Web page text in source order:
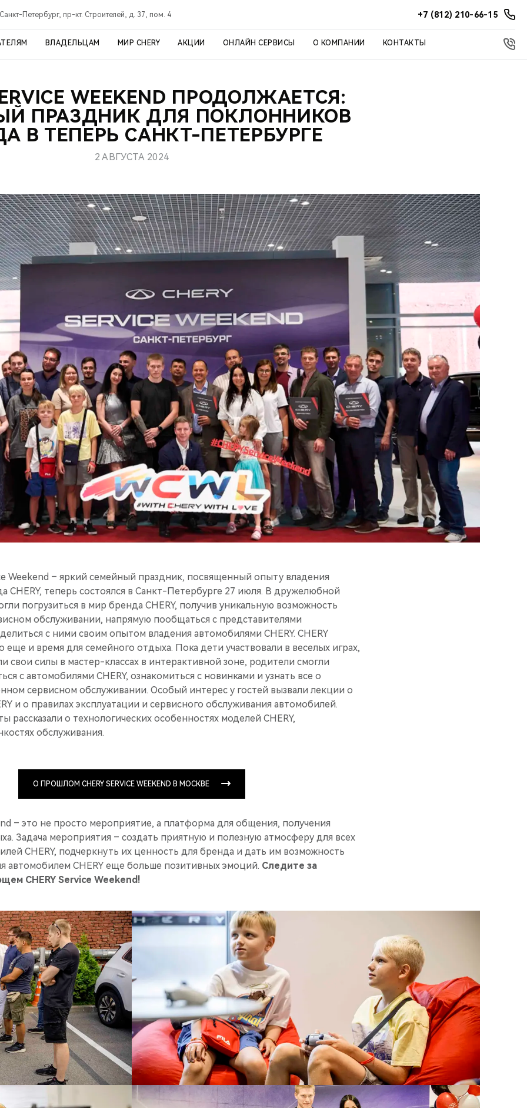
Петербург, пр-кт. Строителей, д. 37, пом. 4 +7 (812) 210-66-15
ВЛАДЕЛЬЦАМ МИР CHERY АКЦИИ ОНЛАЙН СЕРВИСЫ О КОМПАНИИ КОНТАКТЫ
WEEKEND ПРОДОЛЖАЕТСЯ:
ПРАЗДНИК ДЛЯ ПОКЛОННИКОВ
В ТЕПЕРЬ САНКТ-ПЕТЕРБУРГЕ
2 АВГУСТА 2024
Weekend – яркий семейный праздник, посвященный опыту владения
CHERY, теперь состоялся в Санкт-Петербурге 27 июля. В дружелюбной
погрузиться в мир бренда CHERY, получив уникальную возможность
обслуживании, напрямую пообщаться с представителями
с ними своим опытом владения автомобилями CHERY. CHERY
еще и время для семейного отдыха. Пока дети участвовали в веселых играх,
свои силы в мастер-классах в интерактивной зоне, родители смогли
с автомобилями CHERY, ознакомиться с новинками и узнать все о
сервисном обслуживании. Особый интерес у гостей вызвали лекции о
и о правилах эксплуатации и сервисного обслуживания автомобилей.
рассказали о технологических особенностях моделей CHERY,
обслуживания.
О ПРОШЛОМ CHERY SERVICE WEEKEND В МОСКВЕ
– это не просто мероприятие, а платформа для общения, получения
Задача мероприятия – создать приятную и полезную атмосферу для всех
CHERY, подчеркнуть их ценность для бренда и дать им возможность
автомобилем CHERY еще больше позитивных эмоций. Следите за
CHERY Service Weekend!